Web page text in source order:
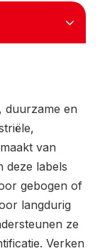
duurzame en
van
deze labels
gebogen of
langdurig
ze
Verken